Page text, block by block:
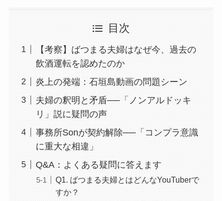
目次
【考察】ばつまる夫婦はなぜ今、過去の
飲酒運転を認めたのか
炎上の発端：石垣島動画の問題シーン
夫婦の釈明と矛盾──「ノンアルドッキ
リ」説に疑問の声
事務所Sonが契約解除──「コンプラ意識
に重大な相違」
Q&A：よくある疑問に答えます
Q1. ばつまる夫婦とはどんなYouTuberで
すか？